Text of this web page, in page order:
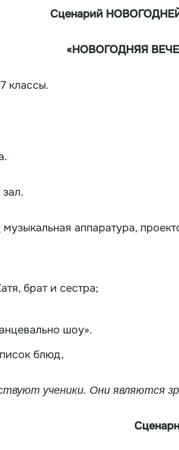
Сценарий
«НОВОГОДНЯЯ
классы.
музыкальная аппаратура,
брат и сестра;
шоу».
блюд,
ученики. Они являются